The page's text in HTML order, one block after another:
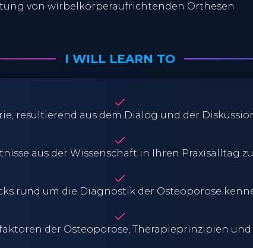
von wirbelkörperaufrichtenden Orthesen
I WILL LEARN TO
resultierend aus dem Dialog und der
aus der Wissenschaft in Ihren Praxisalltag
rund um die Diagnostik der Osteoporose
der Osteoporose, Therapieprinzipien